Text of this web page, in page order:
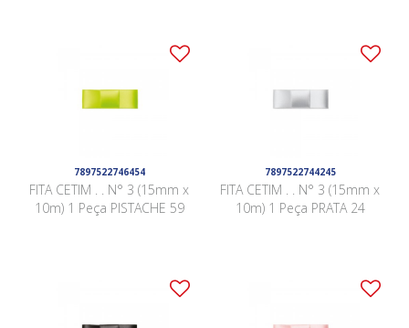
7897522746454
FITA CETIM . . N° 3 (15mm x
10m) 1 Peça PISTACHE 59
7897522744245
FITA CETIM . . N° 3 (15mm x
10m) 1 Peça PRATA 24